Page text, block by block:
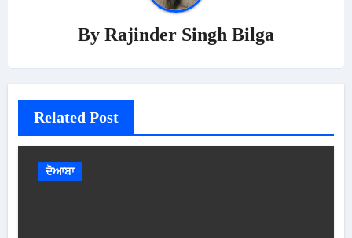
By Rajinder Singh Bilga
Related Post
ਦੋਆਬਾ